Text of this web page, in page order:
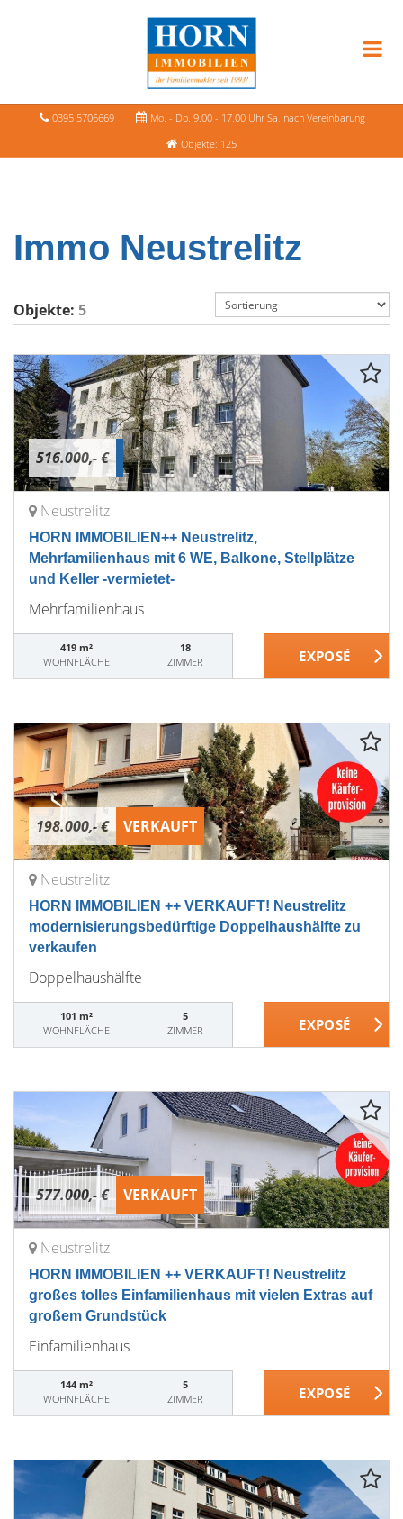
0395 5706669
Mo. - Do. 9.00 - 17.00 Uhr Sa. nach Vereinbarung
Objekte: 125
Immo Neustrelitz
Objekte: 5
516.000,- €
Neustrelitz
HORN IMMOBILIEN++ Neustrelitz,
Mehrfamilienhaus mit 6 WE, Balkone, Stellplätze
und Keller -vermietet-
Mehrfamilienhaus
419 m²
WOHNFLÄCHE
18
ZIMMER
198.000,- € VERKAUFT
Neustrelitz
HORN IMMOBILIEN ++ VERKAUFT! Neustrelitz
modernisierungsbedürftige Doppelhaushälfte zu
verkaufen
Doppelhaushälfte
101 m²
WOHNFLÄCHE
5
ZIMMER
577.000,- € VERKAUFT
Neustrelitz
HORN IMMOBILIEN ++ VERKAUFT! Neustrelitz
großes tolles Einfamilienhaus mit vielen Extras auf
großem Grundstück
Einfamilienhaus
144 m²
WOHNFLÄCHE
5
ZIMMER